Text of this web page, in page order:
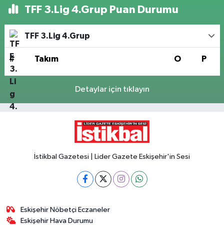
TFF 3.Lig 4.Grup Puan Durumu
TFF 3.Lig 4.Grup
# Takım O P
Detaylar için tıklayın
İstikbal Gazetesi | Lider Gazete Eskişehir'in Sesi
Eskişehir Nöbetçi Eczaneler
Eskişehir Hava Durumu